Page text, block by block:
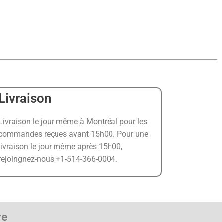
le jour même à Montréal pour les
reçues avant 15h00. Pour une
le jour même après 15h00,
nous +1-514-366-0004.